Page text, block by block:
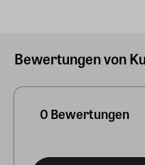
Bewertungen von
0 Bewertungen